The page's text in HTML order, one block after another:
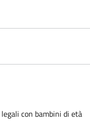
con bambini di età